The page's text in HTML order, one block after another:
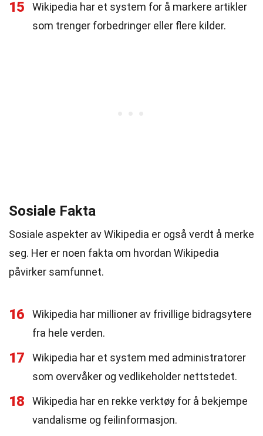
15
Wikipedia har et system for å markere artikler
som trenger forbedringer eller flere kilder.
Sosiale Fakta
Sosiale aspekter av Wikipedia er også verdt å merke
seg. Her er noen fakta om hvordan Wikipedia
påvirker samfunnet.
16
Wikipedia har millioner av frivillige bidragsytere
fra hele verden.
17
Wikipedia har et system med administratorer
som overvåker og vedlikeholder nettstedet.
18
Wikipedia har en rekke verktøy for å bekjempe
vandalisme og feilinformasjon.